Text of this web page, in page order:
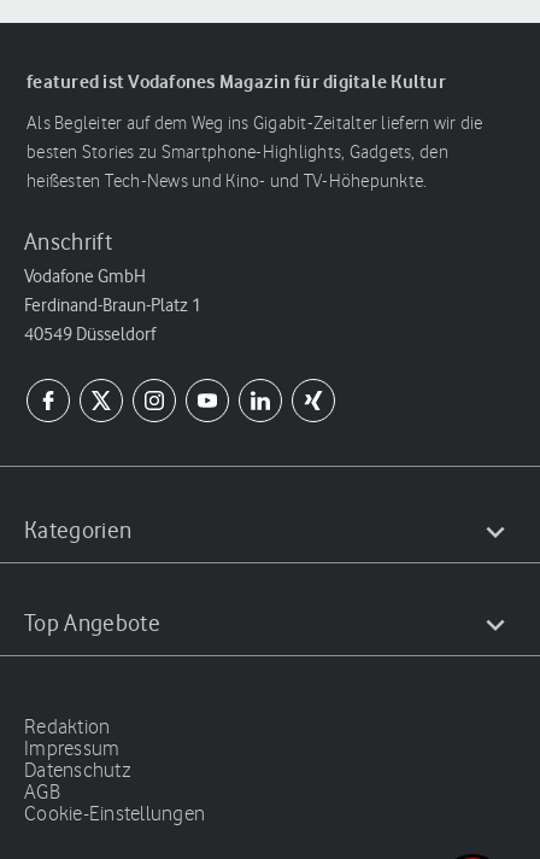
featured ist Vodafones Magazin für digitale Kultur
Als Begleiter auf dem Weg ins Gigabit-Zeitalter liefern wir die
besten Stories zu Smartphone-Highlights, Gadgets, den
heißesten Tech-News und Kino- und TV-Höhepunkte.
Anschrift
Vodafone GmbH
Ferdinand-Braun-Platz 1
40549 Düsseldorf
Kategorien
Top Angebote
Redaktion
Impressum
Datenschutz
AGB
Cookie-Einstellungen